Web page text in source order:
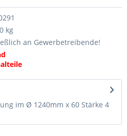
kg
an Gewerbetreibende!
im Ø 1240mm x 60 Stärke 4